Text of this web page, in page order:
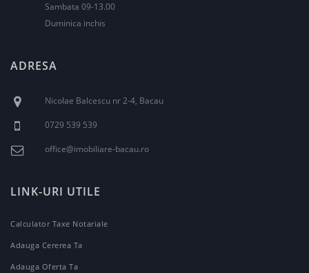
Sambata 09-13.00
Duminica inchis
ADRESA
Nicolae Balcescu nr 2-4, Bacau
0729 539 539
office@imobiliare-bacau.ro
LINK-URI UTILE
Calculator Taxe Notariale
Adauga Cererea Ta
Adauga Oferta Ta